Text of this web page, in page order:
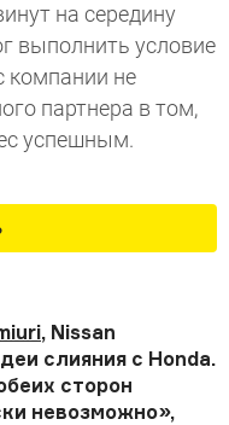
на середину
выполнить условие
компании не
партнера в том,
успешным.
, Nissan
слияния с Honda.
сторон
невозможно»,